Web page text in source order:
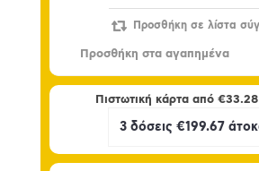
Πιστωτική κάρτα από€33.28